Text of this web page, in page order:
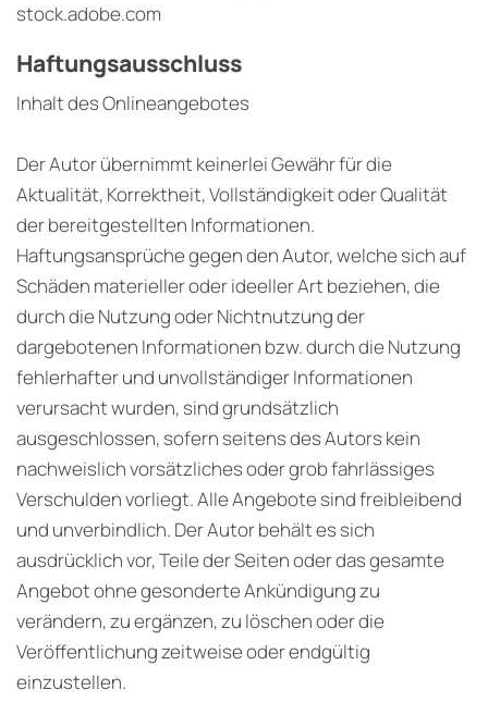
stock.adobe.com
Haftungsausschluss
Inhalt des Onlineangebotes
Der Autor übernimmt keinerlei Gewähr für die
Aktualität, Korrektheit, Vollständigkeit oder Qualität
der bereitgestellten Informationen.
Haftungsansprüche gegen den Autor, welche sich auf
Schäden materieller oder ideeller Art beziehen, die
durch die Nutzung oder Nichtnutzung der
dargebotenen Informationen bzw. durch die Nutzung
fehlerhafter und unvollständiger Informationen
verursacht wurden, sind grundsätzlich
ausgeschlossen, sofern seitens des Autors kein
nachweislich vorsätzliches oder grob fahrlässiges
Verschulden vorliegt. Alle Angebote sind freibleibend
und unverbindlich. Der Autor behält es sich
ausdrücklich vor, Teile der Seiten oder das gesamte
Angebot ohne gesonderte Ankündigung zu
verändern, zu ergänzen, zu löschen oder die
Veröffentlichung zeitweise oder endgültig
einzustellen.